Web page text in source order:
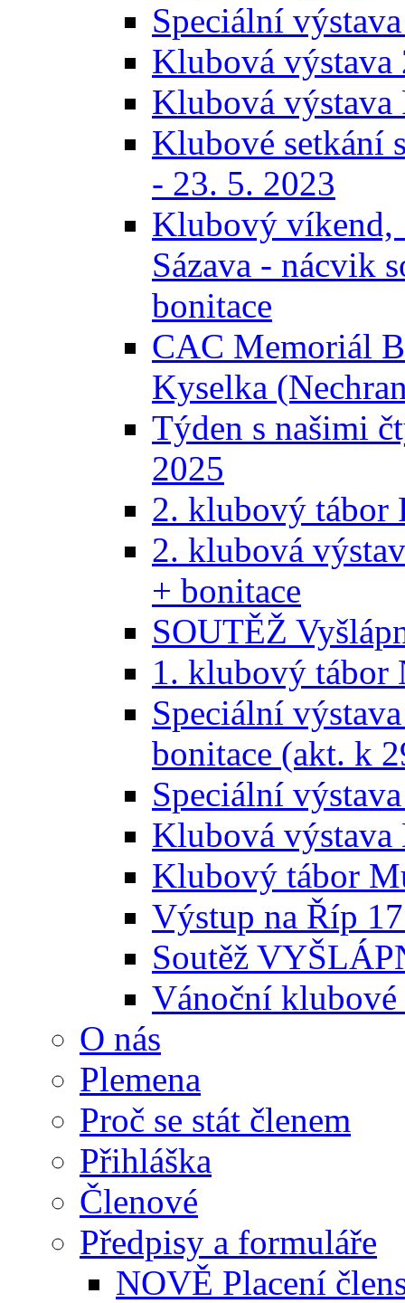
Speciální
Klubová
Klubová výstava
Klubové setkání
- 23. 5. 2023
Klubový víkend,
Sázava - nácvik
bonitace
CAC Memoriál
Kyselka
Týden s našimi
2025
2. klubový tábor
2. klubová
+ bonitace
SOUTĚŽ
1. klubový tábor
Speciální
bonitace (akt. k
Speciální
Klubová
Klubový tábor
Výstup na Říp
Soutěž
Vánoční klubové
O nás
Plemena
Proč se stát členem
Přihláška
Členové
Předpisy a formuláře
NOVĚ Placení